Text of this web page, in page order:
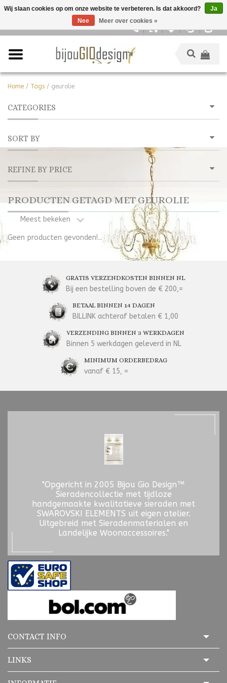
Home / Tags / geurolie
CATEGORIES
SORT BY
REFINE BY PRICE
PRODUCTEN GETAGD MET GEUROLIE
Meest bekeken
Geen producten gevonden!...
GRATIS VERZENDKOSTEN BINNEN NL
Bij een bestelling boven de € 200,=
BETAAL BINNEN 14 DAGEN
BILLINK achteraf betalen € 1,00
VERZENDING BINNEN 3 WERKDAGEN
Binnen 5 werkdagen geleverd in NL
MINIMUM ORDERBEDRAG
vanaf € 15, =
"Opgericht in 2005 Bijou Gio Design™
Sieradencollectie met tijdloze
handgemaakte kwalitatieve sieraden met
SWAROVSKI ELEMENTS uit eigen atelier.
Uitgebreid met Sieradenmaterialen en
Landelijke Woonaccessoires."
CONTACT INFO
LINKS
Wij slaan cookies op om onze website te verbeteren. Is dat akkoord?
Ja
Nee
Meer over cookies »